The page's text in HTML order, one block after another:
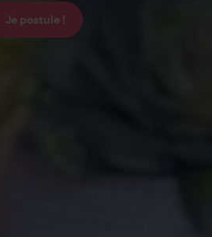
Je postule !